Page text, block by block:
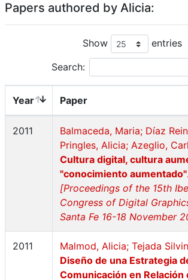
Papers authored by Alicia:
Show entries
Search:
Year Paper
2011
Balmaceda, Maria; Díaz
Pringles, Alicia; Azeglio,
Cultura digital, cultura
"conocimiento aumentado".
[Proceedings of the 15th
Congress of Digital
Santa Fe 16-18 November
2011
Malmod, Alicia; Tejada
Diseño de una Estrategia
Comunicación en Relación